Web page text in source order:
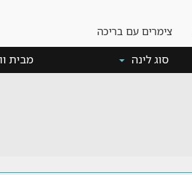
צימרים עם בריכה
סוג לינה מבית